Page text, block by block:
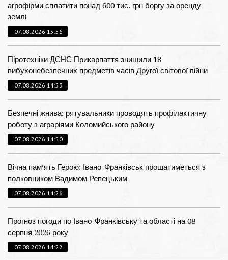
агрофірми сплатити понад 600 тис. грн боргу за оренду
землі
07.08.2026 15:56
Піротехніки ДСНС Прикарпаття знищили 18
вибухонебезпечних предметів часів Другої світової війни
07.08.2026 14:53
Безпечні жнива: рятувальники проводять профілактичну
роботу з аграріями Коломийського району
07.08.2026 14:50
Вічна пам’ять Герою: Івано-Франківськ прощатиметься з
полковником Вадимом Репецьким
07.08.2026 14:26
Прогноз погоди по Івано-Франківську та області на 08
серпня 2026 року
07.08.2026 14:22